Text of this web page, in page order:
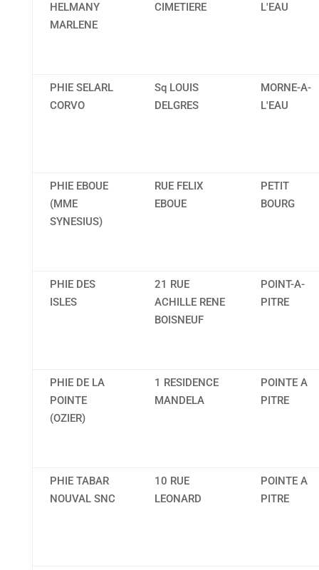
HELMANY
MARLENE
CIMETIERE
L'EAU
PHIE SELARL
CORVO
Sq LOUIS
DELGRES
MORNE-A-
L'EAU
PHIE EBOUE
(MME
SYNESIUS)
RUE FELIX
EBOUE
PETIT
BOURG
PHIE DES
ISLES
21 RUE
ACHILLE RENE
BOISNEUF
POINT-A-
PITRE
PHIE DE LA
POINTE
(OZIER)
1 RESIDENCE
MANDELA
POINTE A
PITRE
PHIE TABAR
NOUVAL SNC
10 RUE
LEONARD
POINTE A
PITRE